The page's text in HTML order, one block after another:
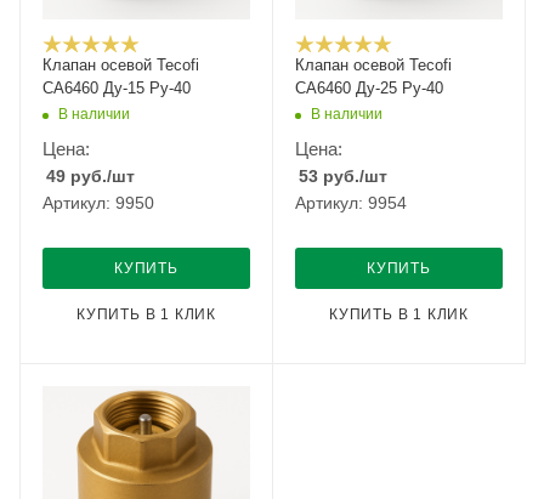
Клапан осевой Tecofi
CA6460 Ду-15 Ру-40
В наличии
Цена:
49 руб./шт
Артикул: 9950
КУПИТЬ
КУПИТЬ В 1 КЛИК
Клапан осевой Tecofi
CA6460 Ду-25 Ру-40
В наличии
Цена:
53 руб./шт
Артикул: 9954
КУПИТЬ
КУПИТЬ В 1 КЛИК